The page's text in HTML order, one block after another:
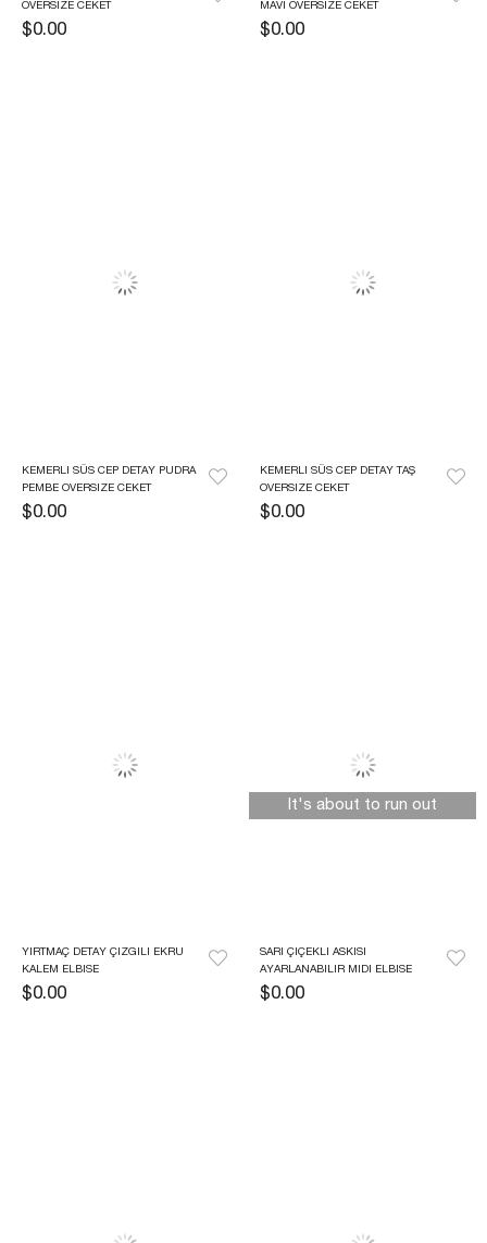
OVERSIZE CEKET
$0.00
MAVI OVERSIZE CEKET
$0.00
KEMERLI SÜS CEP DETAY PUDRA
PEMBE OVERSIZE CEKET
$0.00
KEMERLI SÜS CEP DETAY TAŞ
OVERSIZE CEKET
$0.00
YIRTMAÇ DETAY ÇIZGILI EKRU
KALEM ELBISE
$0.00
SARI ÇIÇEKLI ASKISI
AYARLANABILIR MIDI ELBISE
$0.00
It's about to run out